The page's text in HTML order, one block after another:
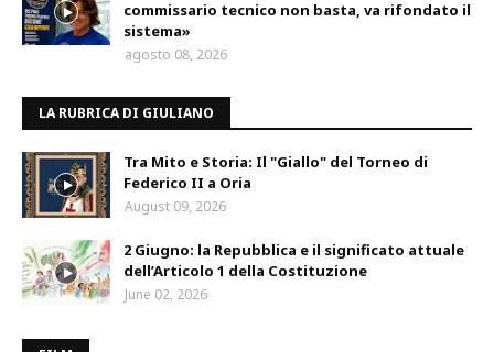
commissario tecnico non basta, va rifondato il
sistema»
agosto 08, 2026
LA RUBRICA DI GIULIANO
Tra Mito e Storia: Il "Giallo" del Torneo di
Federico II a Oria
August 09, 2026
2 Giugno: la Repubblica e il significato attuale
dell’Articolo 1 della Costituzione
June 02, 2026